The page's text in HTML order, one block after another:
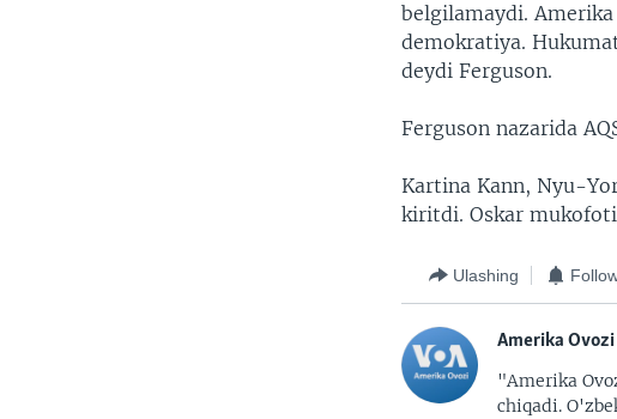
belgilamaydi.
demokratiya.
deydi Ferguson.
Ferguson nazarida
Kartina Kann, Nyu-
kiritdi. Oskar
Ulashing
Amerika Ovozi
"Amerika
chiqadi.